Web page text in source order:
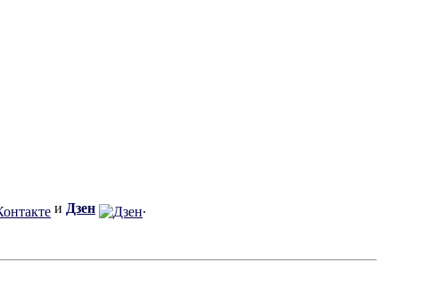
и Дзен .